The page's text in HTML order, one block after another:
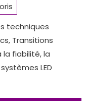
techniques
Transitions
la fiabilité, la
LED